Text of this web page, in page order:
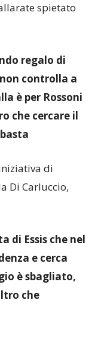
spietato
regalo di
controlla a
è per Rossoni
che cercare il
di
Di Carluccio,
di Essis che nel
e cerca
è sbagliato,
che